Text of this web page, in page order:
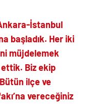
İstanbul
başladık. Her iki
müjdelemek
Biz ekip
ilçe ve
vereceğiniz